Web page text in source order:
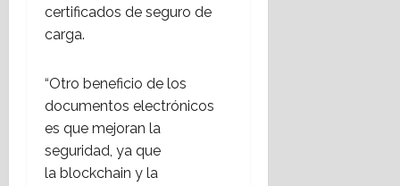
certificados de seguro de
carga.
“Otro beneficio de los
documentos electrónicos
es que mejoran la
seguridad, ya que
la blockchain y la